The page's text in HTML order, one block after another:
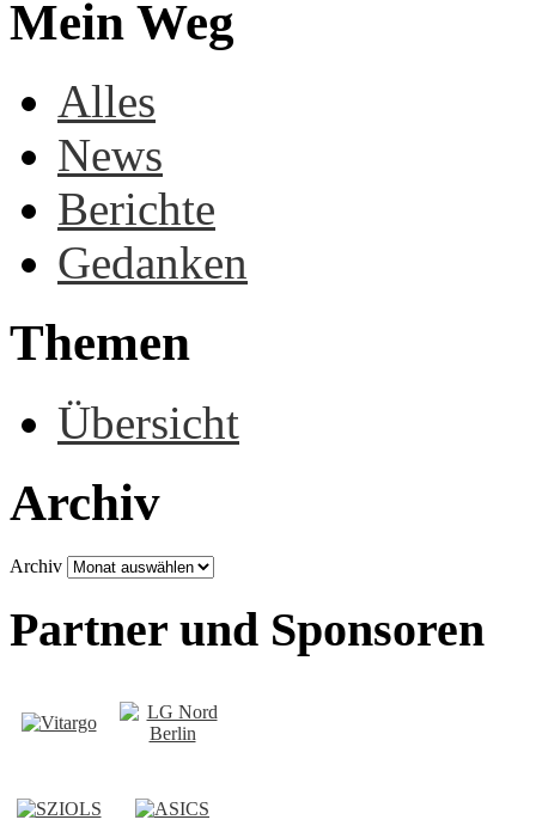
Mein Weg
Alles
News
Berichte
Gedanken
Themen
Übersicht
Archiv
Archiv
Partner und Sponsoren